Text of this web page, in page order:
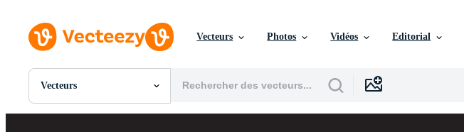
Vecteurs Photos Vidéos Editorial
Vecteurs
Toutes Images